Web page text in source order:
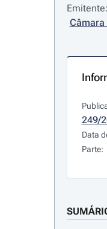
Emitente:
249/
Data
Parte: